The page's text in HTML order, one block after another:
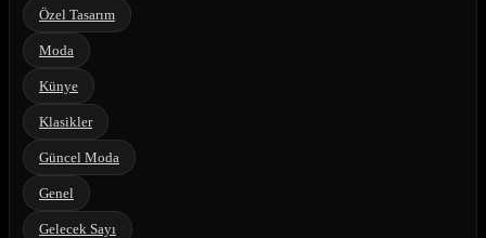
Özel Tasarım
Moda
Künye
Klasikler
Güncel Moda
Genel
Gelecek Sayı